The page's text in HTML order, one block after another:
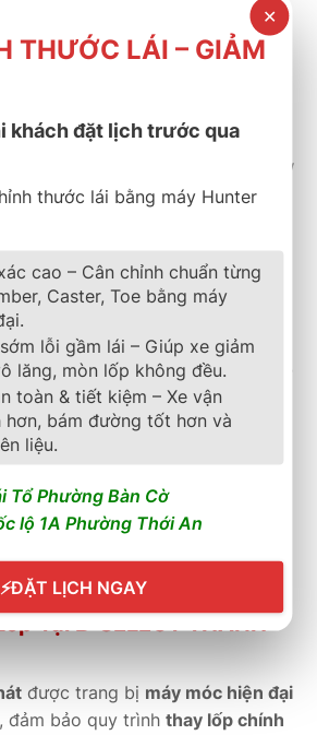
, kèm
tâmtại hệ thốngB-Select Thành
lượng, uy tín và sự an tâm tuyệt
mạnh, sự êm ái và an toàn trong
từng chi tiết.
Hành & Hậu Mãi Tại B-
PHÁT
Nam , cung cấpsản phẩm chính
hành điện tử, hỗ trợkích hoạt bảo
chóng, đảm bảo quyền lợi tối đa
đạt chuẩn Continentalđược
luôn sẵn sàngkiểm tra định kỳ,
xevàbảo dưỡng chuyên
Tại B-SELECT THÀNH
được trang bị máy móc hiện đại
, đảm bảo quy trình thay lốp chính
✕
THƯỚC LÁI – GIẢM
khách đặt lịch trước qua
thước lái bằng máy Hunter
cao – Cân chỉnh chuẩn từng
Caster, Toe bằng máy
lỗi gầm lái – Giúp xe giảm
lăng, mòn lốp không đều.
toàn & tiết kiệm – Xe vận
hơn, bám đường tốt hơn và
liệu.
Tổ Phường Bàn Cờ
lộ 1A Phường Thới An
⚡ĐẶT LỊCH NGAY